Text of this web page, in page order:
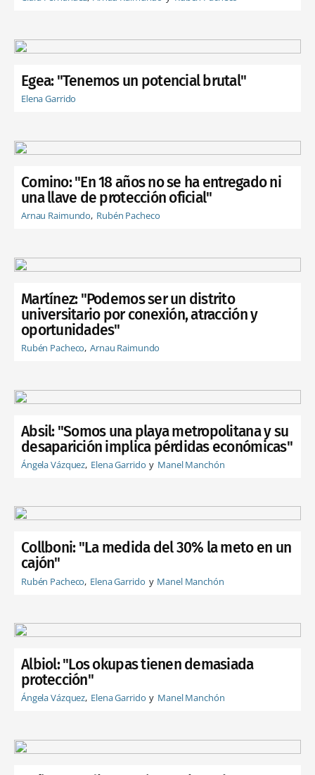
Egea: "Tenemos un potencial brutal"
Elena Garrido
Comino: "En 18 años no se ha entregado ni
una llave de protección oficial"
Arnau Raimundo Rubén Pacheco
Martínez: "Podemos ser un distrito
universitario por conexión, atracción y
oportunidades"
Rubén Pacheco Arnau Raimundo
Absil: "Somos una playa metropolitana y su
desaparición implica pérdidas económicas"
Ángela Vázquez Elena Garrido Manel Manchón
Collboni: "La medida del 30% la meto en un
cajón"
Rubén Pacheco Elena Garrido Manel Manchón
Albiol: "Los okupas tienen demasiada
protección"
Ángela Vázquez Elena Garrido Manel Manchón